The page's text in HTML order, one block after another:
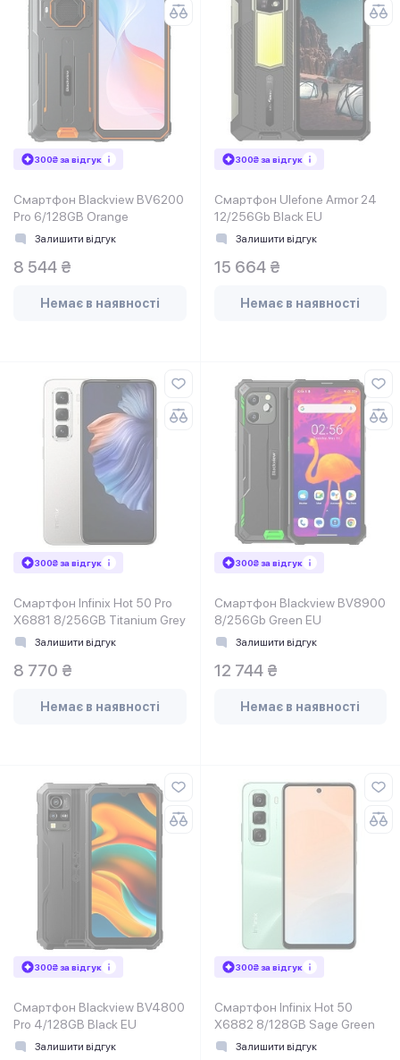
300₴ за відгук
Смартфон Blackview BV6200
Pro 6/128GB Orange
Залишити відгук
8 544 ₴
Немає в наявності
300₴ за відгук
Смартфон Ulefone Armor 24
12/256Gb Black EU
Залишити відгук
15 664 ₴
Немає в наявності
300₴ за відгук
Смартфон Infinix Hot 50 Pro
X6881 8/256GB Titanium Grey
Залишити відгук
8 770 ₴
Немає в наявності
300₴ за відгук
Смартфон Blackview BV8900
8/256Gb Green EU
Залишити відгук
12 744 ₴
Немає в наявності
300₴ за відгук
Смартфон Blackview BV4800
Pro 4/128GB Black EU
Залишити відгук
300₴ за відгук
Смартфон Infinix Hot 50
X6882 8/128GB Sage Green
Залишити відгук